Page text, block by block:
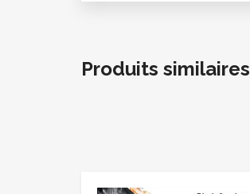
Produits similaires